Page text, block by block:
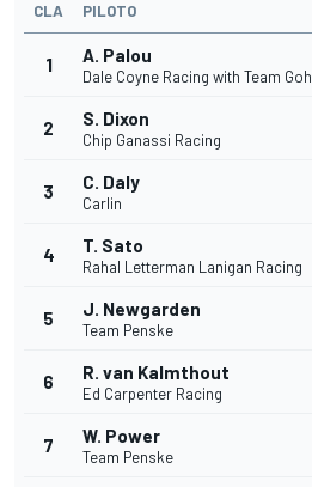
CLA PILOTO
1 A. Palou
Dale Coyne Racing with Team Goh
2 S. Dixon
Chip Ganassi Racing
3 C. Daly
Carlin
4 T. Sato
Rahal Letterman Lanigan Racing
5 J. Newgarden
Team Penske
6 R. van Kalmthout
Ed Carpenter Racing
7 W. Power
Team Penske